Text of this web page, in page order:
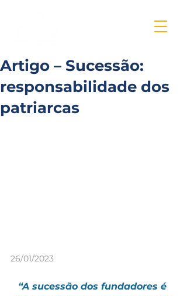
Artigo – Sucessão:
responsabilidade dos
patriarcas
26/01/2023
“A sucessão dos fundadores é